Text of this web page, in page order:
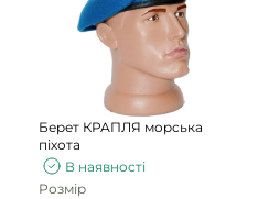
Берет КРАПЛЯ морська
піхота
В наявності
Розмір